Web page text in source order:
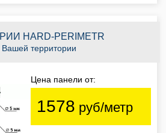
HARD-PERIMETR
территории
Цена панели от:
1578 руб/метр